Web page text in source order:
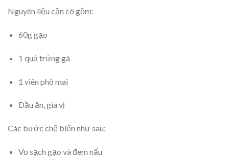
Nguyên liệu cần có gồm:
60g gạo
1 quả trứng gà
1 viên phô mai
Dầu ăn, gia vị
Các bước chế biến như sau:
Vo sạch gạo và đem nấu